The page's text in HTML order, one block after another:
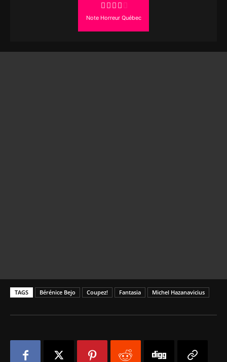
Note Horreur Québec
TAGS Bérénice Bejo Coupez! Fantasia Michel Hazanavicius